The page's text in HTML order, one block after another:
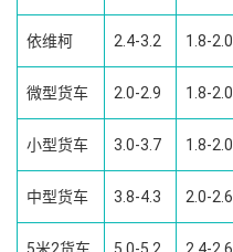
依维柯 2.4-3.2 1.8-2.0
微型货车 2.0-2.9 1.8-2.0
小型货车 3.0-3.7 1.8-2.0
中型货车 3.8-4.3 2.0-2.6